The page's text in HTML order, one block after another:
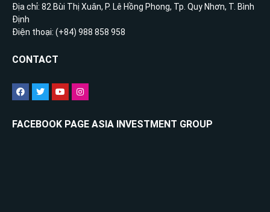
Địa chỉ: 82 Bùi Thị Xuân, P. Lê Hồng Phong, Tp. Quy Nhơn, T. Bình
Định
Điện thoại: (+84) 988 858 958
CONTACT
FACEBOOK PAGE ASIA INVESTMENT GROUP